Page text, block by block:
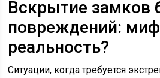
Вскрытие замков
повреждений:
реальность?
Ситуации, когда требуется